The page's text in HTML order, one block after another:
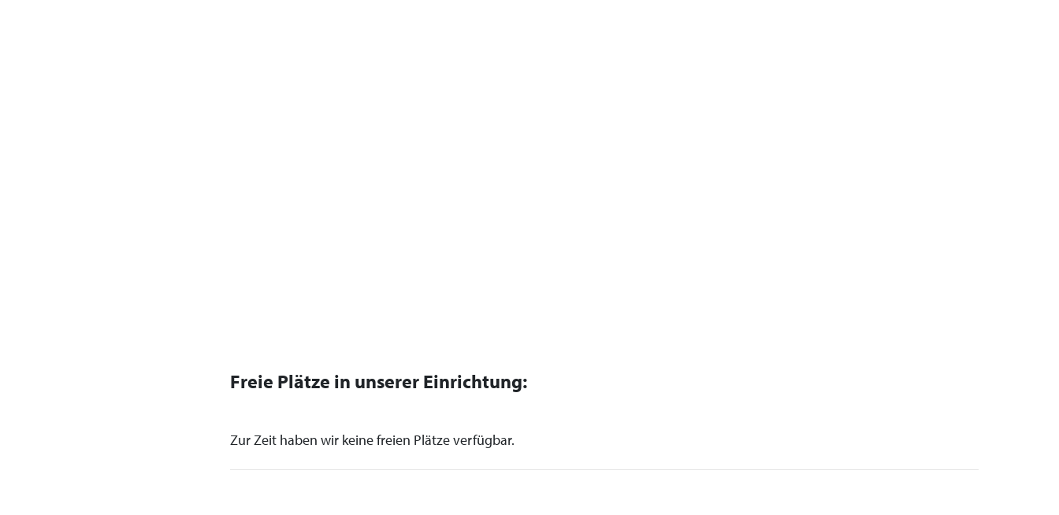
Freie Plätze in unserer Einrichtung:
Zur Zeit haben wir keine freien Plätze verfügbar.